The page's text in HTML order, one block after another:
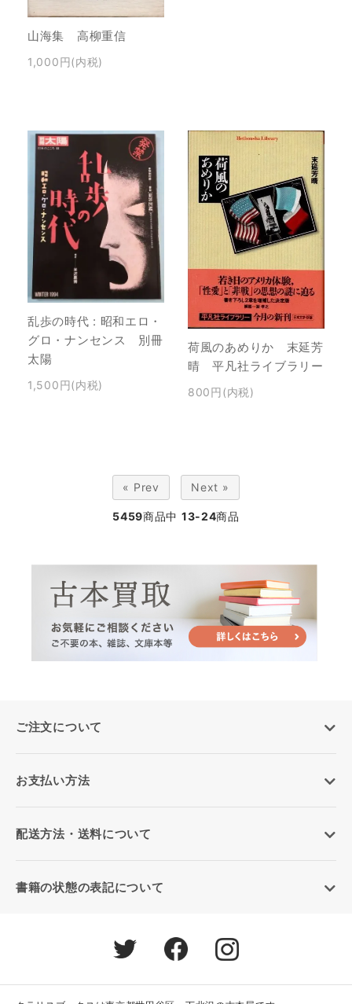
山海集 高柳重信
1,000円(内税)
乱歩の時代 : 昭和エロ・
グロ・ナンセンス 別冊
太陽
1,500円(内税)
荷風のあめりか 末延芳
晴 平凡社ライブラリー
800円(内税)
« Prev Next »
5459商品中 13-24商品
ご注文について
お支払い方法
配送方法・送料について
書籍の状態の表記について